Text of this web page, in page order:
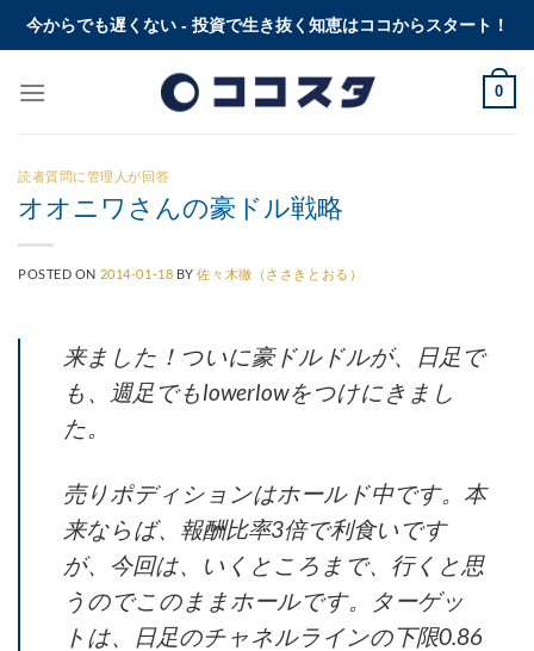
Skip今からでも遅くない - 投資で生き抜く知恵はココからスタート！
0
読者質問に管理人が回答
オオニワさんの豪ドル戦略
POSTED ON 2014-01-18 BY佐々木徹（ささきとおる）
来ました！ついに豪ドルドルが、日足で
も、週足でもlowerlowをつけにきまし
た。
売りポディションはホールド中です。本
来ならば、報酬比率3倍で利食いです
が、今回は、いくところまで、行くと思
うのでこのままホールです。ターゲッ
トは、日足のチャネルラインの下限0.86